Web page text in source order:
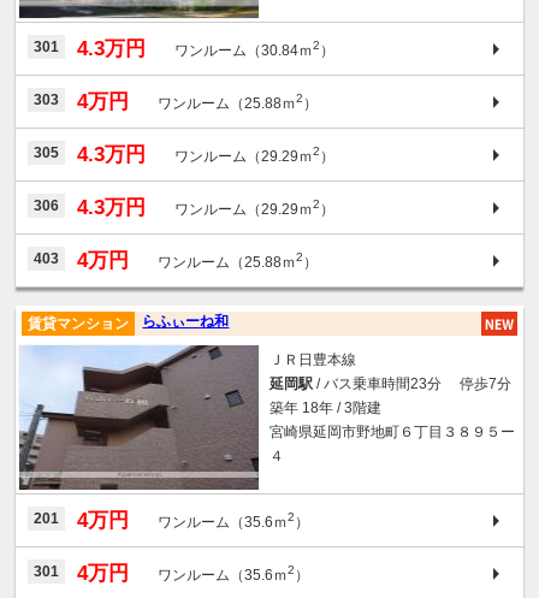
301 4.3万円 ワンルーム（30.84ｍ2 ）
303 4万円 ワンルーム（25.88ｍ2 ）
305 4.3万円 ワンルーム（29.29ｍ2 ）
306 4.3万円 ワンルーム（29.29ｍ2 ）
403 4万円 ワンルーム（25.88ｍ2 ）
らふぃーね和
賃貸マンション
ＪＲ日豊本線
延岡駅 / バス乗車時間23分 停歩7分
築年 18年 / 3階建
宮崎県延岡市野地町６丁目３８９５ー
４
201 4万円 ワンルーム（35.6ｍ2 ）
301 4万円 ワンルーム（35.6ｍ2 ）